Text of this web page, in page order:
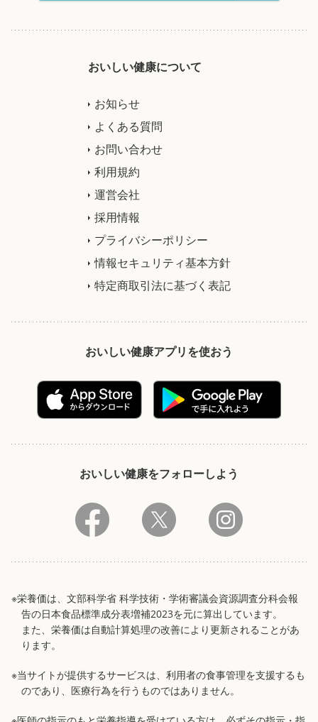
おいしい健康について
お知らせ
よくある質問
お問い合わせ
利用規約
運営会社
採用情報
プライバシーポリシー
情報セキュリティ基本方針
特定商取引法に基づく表記
おいしい健康アプリを使おう
おいしい健康をフォローしよう
※栄養価は、文部科学省 科学技術・学術審議会資源調査分科会報
告の日本食品標準成分表増補2023を元に算出しています。
また、栄養価は自動計算処理の改善により更新されることがあ
ります。
※当サイトが提供するサービスは、利用者の食事管理を支援するも
のであり、医療行為を行うものではありません。